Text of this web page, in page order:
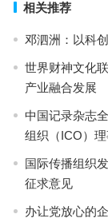
相关推荐
邓泗洲：以科
世界财神文化
产业融合发展
中国记录杂志
组织（ICO）
国际传播组织
征求意见
办让党放心的